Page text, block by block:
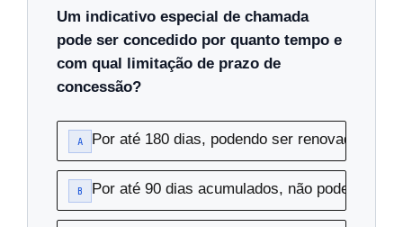
Um indicativo especial de chamada
pode ser concedido por quanto tempo e
com qual limitação de prazo de
concessão?
A Por até 180 dias, podendo ser renovado a
B Por até 90 dias acumulados, não podendo